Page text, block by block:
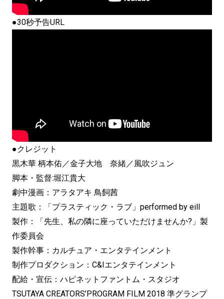
●30秒予告URL
●クレジット
黒木華 柄本佑／金子大地 奈緒／風吹ジュン
脚本・監督:堀江貴大
劇中漫画：アラタアキ 鳥飼茜
主題歌：「プラスティック・ラブ」performed by eill
製作：「先生、私の隣に座っていただけませんか?」製
作委員会
製作幹事：カルチュア・エンタテインメント
制作プロダクション：C&Iエンタテインメント
配給・宣伝：ハピネットファントム・スタジオ
TSUTAYA CREATORS’PROGRAM FILM 2018 準グランプ